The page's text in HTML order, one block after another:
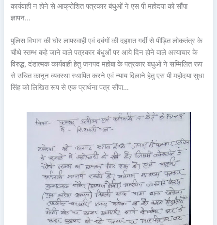
कार्यवाही न होने से आक्रोशित पत्रकार बंधुओं ने एस पी महोदया को सौंपा
ज्ञापन…
पुलिस विभाग की घोर लापरवाही एवं दबंगों की दहशत गर्दी से पीड़ित लोकतंत्र के
चौथे स्तम्भ कहे जाने वाले पत्रकार बंधुओं पर आये दिन होने वाले अत्याचार के
विरुद्ध, दंडात्मक कार्यवाही हेतु जनपद महोबा के पत्रकार बंधुओं ने सम्मिलित रूप
से उचित कानून व्यवस्था स्थापित करने एवं न्याय दिलाने हेतु एस पी महोदया सुधा
सिंह को लिखित रूप से एक प्रार्थना पत्र सौंपा…